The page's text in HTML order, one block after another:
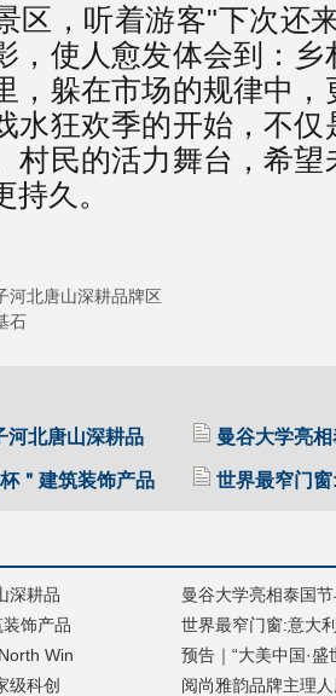
区，听着游客"下次还
，使人愈发体会到：
，躲在市场的规律中
水狂欢季的开始，不
村民的活力舞台，希
久。
河北唐山深耕品牌区
石
河北唐山深耕品 曼谷大学亮
＂建筑装饰产品 世界最窄门
深耕品
曼谷大学亮相泰国
饰产品
世界最窄门窗:意大
Win
预告｜“⼤美中国·盛
级科创
阅尚雅韵品牌主理